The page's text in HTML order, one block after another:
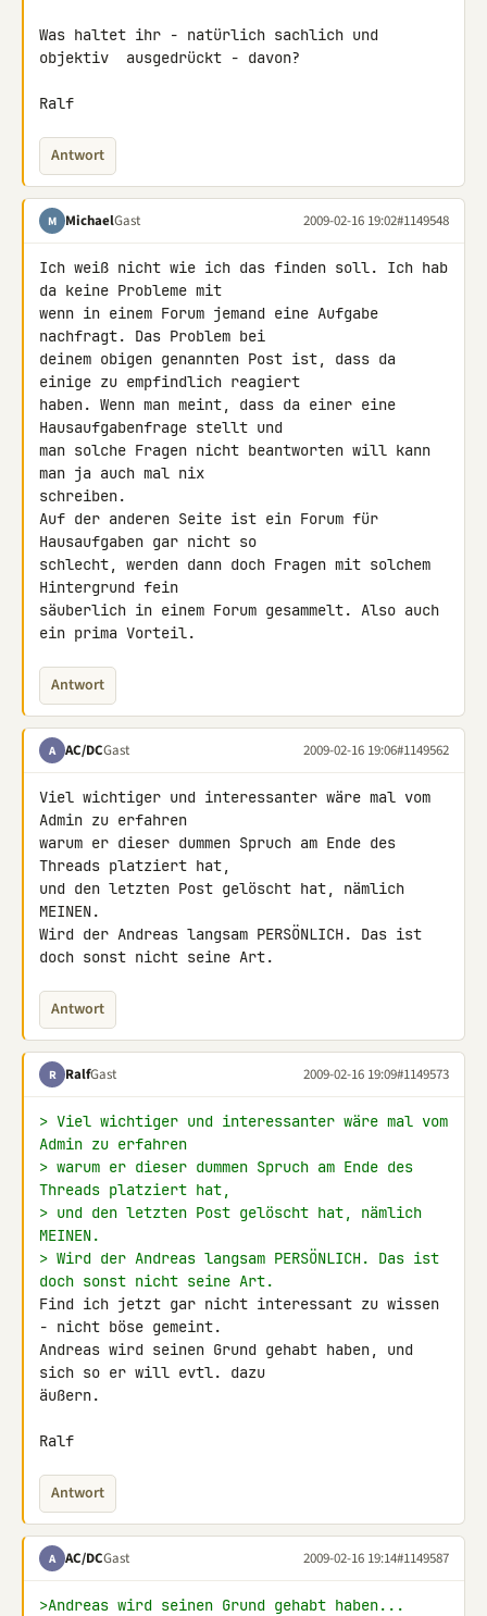
Was haltet ihr - natürlich sachlich und
objektiv  ausgedrückt - davon?
Ralf
Antwort
M MichaelGast 2009-02-16 19:02#1149548
Ich weiß nicht wie ich das finden soll. Ich hab
da keine Probleme mit
wenn in einem Forum jemand eine Aufgabe
nachfragt. Das Problem bei
deinem obigen genannten Post ist, dass da
einige zu empfindlich reagiert
haben. Wenn man meint, dass da einer eine
Hausaufgabenfrage stellt und
man solche Fragen nicht beantworten will kann
man ja auch mal nix
schreiben.
Auf der anderen Seite ist ein Forum für
Hausaufgaben gar nicht so
schlecht, werden dann doch Fragen mit solchem
Hintergrund fein
säuberlich in einem Forum gesammelt. Also auch
ein prima Vorteil.
Antwort
A AC/DCGast 2009-02-16 19:06#1149562
Viel wichtiger und interessanter wäre mal vom
Admin zu erfahren
warum er dieser dummen Spruch am Ende des
Threads platziert hat,
und den letzten Post gelöscht hat, nämlich
MEINEN.
Wird der Andreas langsam PERSÖNLICH. Das ist
doch sonst nicht seine Art.
Antwort
R RalfGast 2009-02-16 19:09#1149573
> Viel wichtiger und interessanter wäre mal vom
Admin zu erfahren
> warum er dieser dummen Spruch am Ende des
Threads platziert hat,
> und den letzten Post gelöscht hat, nämlich
MEINEN.
> Wird der Andreas langsam PERSÖNLICH. Das ist
doch sonst nicht seine Art.
Find ich jetzt gar nicht interessant zu wissen
- nicht böse gemeint.
Andreas wird seinen Grund gehabt haben, und
sich so er will evtl. dazu
äußern.
Ralf
Antwort
A AC/DCGast 2009-02-16 19:14#1149587
>Andreas wird seinen Grund gehabt haben...